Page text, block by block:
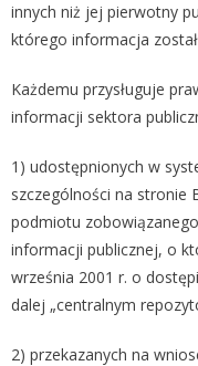
innych niż jej pierwotny
którego informacja
Każdemu przysługuje
informacji sektora
1) udostępnionych w
szczególności na stronie
podmiotu
informacji publicznej, o
września 2001 r. o
dalej „centralnym
2) przekazanych na